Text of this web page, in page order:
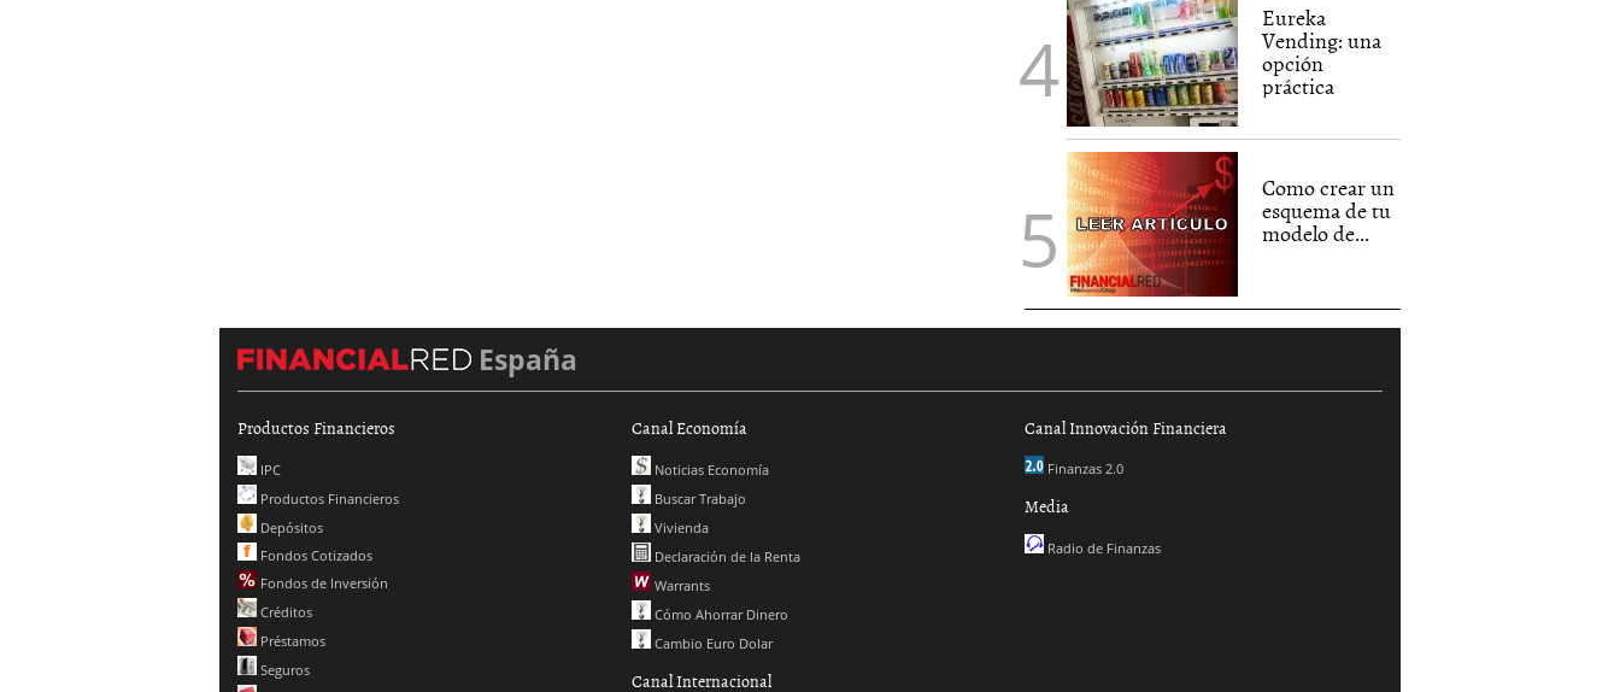
Eureka
Vending: una
opción
práctica
Como crear un
esquema de tu
modelo de...
España
Productos Financieros
IPC
Productos Financieros
Depósitos
Fondos Cotizados
Fondos de Inversión
Créditos
Préstamos
Seguros
Canal Economía
Noticias Economía
Buscar Trabajo
Vivienda
Declaración de la Renta
Warrants
Cómo Ahorrar Dinero
Cambio Euro Dolar
Canal Internacional
Canal Innovación Financiera
Finanzas 2.0
Media
Radio de Finanzas